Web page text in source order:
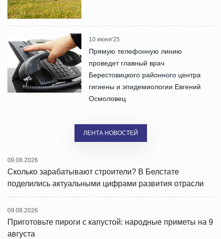
10 июня'25
Прямую телефонную линию
проведет главный врач
Берестовицкого районного центра
гигиены и эпидемиологии Евгений
Осмоловец
ЛЕНТА НОВОСТЕЙ
09.08.2026
Сколько зарабатывают строители? В Белстате
поделились актуальными цифрами развития отрасли
09.08.2026
Приготовьте пироги с капустой: народные приметы на 9
августа